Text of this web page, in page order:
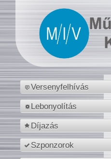
Versenyfelhívás
Lebonyolítás
Díjazás
Szponzorok